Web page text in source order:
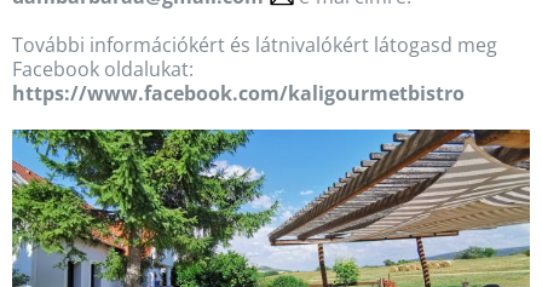
További információkért és látnivalókért látogasd meg
Facebook oldalukat:
https://www.facebook.com/kaligourmetbistro